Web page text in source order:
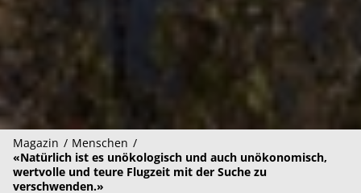
Magazin
Menschen
«Natürlich ist es unökologisch und auch unökonomisch,
wertvolle und teure Flugzeit mit der Suche zu
verschwenden.»